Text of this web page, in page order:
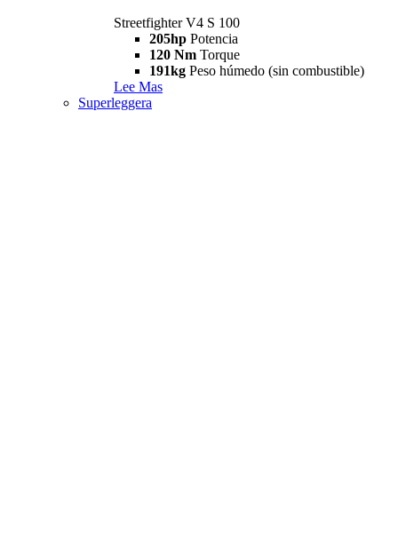
Streetfighter V4 S 100
205hp Potencia
120 Nm Torque
191kg Peso húmedo (sin combustible)
Lee Mas
Superleggera